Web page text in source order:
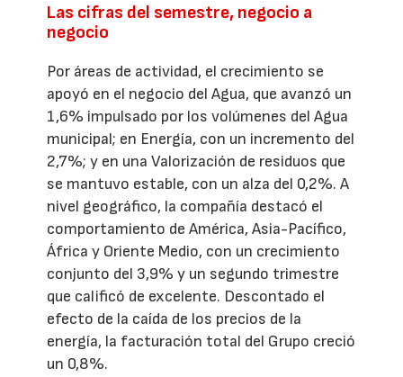
Las cifras del semestre, negocio a
negocio
Por áreas de actividad, el crecimiento se
apoyó en el negocio del Agua, que avanzó un
1,6% impulsado por los volúmenes del Agua
municipal; en Energía, con un incremento del
2,7%; y en una Valorización de residuos que
se mantuvo estable, con un alza del 0,2%. A
nivel geográfico, la compañía destacó el
comportamiento de América, Asia-Pacífico,
África y Oriente Medio, con un crecimiento
conjunto del 3,9% y un segundo trimestre
que calificó de excelente. Descontado el
efecto de la caída de los precios de la
energía, la facturación total del Grupo creció
un 0,8%.